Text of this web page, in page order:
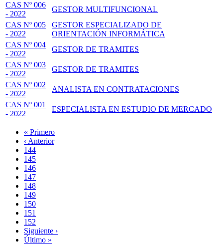
CAS Nº 006
- 2022
GESTOR MULTIFUNCIONAL
CAS Nº 005
- 2022
GESTOR ESPECIALIZADO DE
ORIENTACIÓN INFORMÁTICA
CAS Nº 004
- 2022
GESTOR DE TRAMITES
CAS Nº 003
- 2022
GESTOR DE TRAMITES
CAS Nº 002
- 2022
ANALISTA EN CONTRATACIONES
CAS Nº 001
- 2022
ESPECIALISTA EN ESTUDIO DE MERCADO
Paginación
Primera
página
« Primero
Página
anterior
‹ Anterior
Page
144
Page
145
Page
146
Page
147
Página
actual
148
Page
149
Page
150
Page
151
Page
152
Siguiente
página
Siguiente ›
Última
Último »